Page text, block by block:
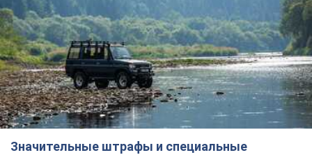
Значительные штрафы и специальные